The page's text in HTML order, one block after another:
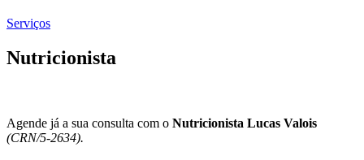
Serviços
Nutricionista
Agende já a sua consulta com o Nutricionista Lucas Valois
(CRN/5-2634).